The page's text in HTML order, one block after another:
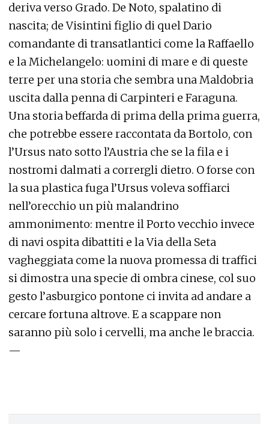
deriva verso Grado. De Noto, spalatino di
nascita; de Visintini figlio di quel Dario
comandante di transatlantici come la Raffaello
e la Michelangelo: uomini di mare e di queste
terre per una storia che sembra una Maldobria
uscita dalla penna di Carpinteri e Faraguna.
Una storia beffarda di prima della prima guerra,
che potrebbe essere raccontata da Bortolo, con
l’Ursus nato sotto l’Austria che se la fila e i
nostromi dalmati a corrergli dietro. O forse con
la sua plastica fuga l’Ursus voleva soffiarci
nell’orecchio un più malandrino
ammonimento: mentre il Porto vecchio invece
di navi ospita dibattiti e la Via della Seta
vagheggiata come la nuova promessa di traffici
si dimostra una specie di ombra cinese, col suo
gesto l’asburgico pontone ci invita ad andare a
cercare fortuna altrove. E a scappare non
saranno più solo i cervelli, ma anche le braccia.
—